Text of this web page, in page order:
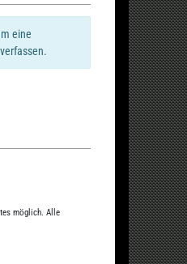
eine
möglich. Alle